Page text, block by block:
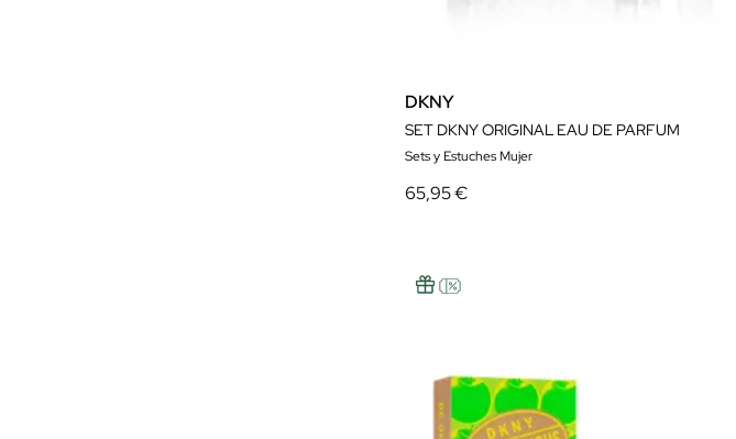
DKNY
SET DKNY ORIGINAL EAU DE PARFUM
Sets y Estuches Mujer
65,95 €